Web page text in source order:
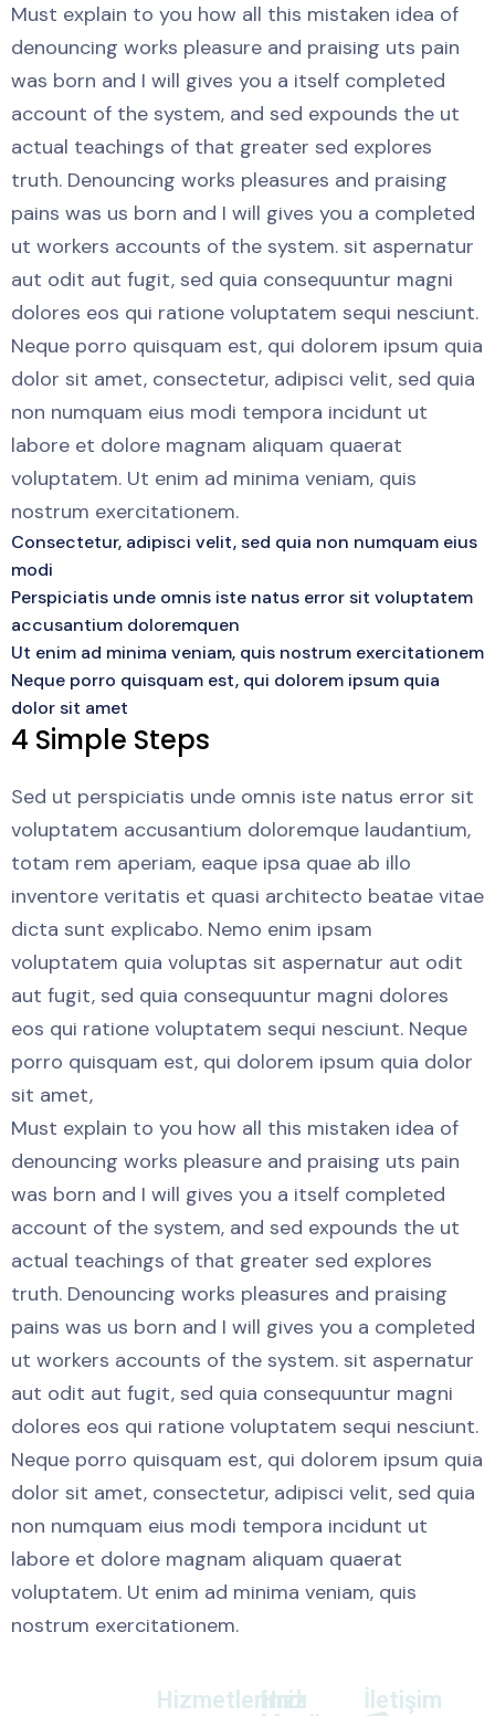
Must explain to you how all this mistaken idea of
denouncing works pleasure and praising uts pain
was born and I will gives you a itself completed
account of the system, and sed expounds the ut
actual teachings of that greater sed explores
truth. Denouncing works pleasures and praising
pains was us born and I will gives you a completed
ut workers accounts of the system. sit aspernatur
aut odit aut fugit, sed quia consequuntur magni
dolores eos qui ratione voluptatem sequi nesciunt.
Neque porro quisquam est, qui dolorem ipsum quia
dolor sit amet, consectetur, adipisci velit, sed quia
non numquam eius modi tempora incidunt ut
labore et dolore magnam aliquam quaerat
voluptatem. Ut enim ad minima veniam, quis
nostrum exercitationem.
Consectetur, adipisci velit, sed quia non numquam eius
modi
Perspiciatis unde omnis iste natus error sit voluptatem
accusantium doloremquen
Ut enim ad minima veniam, quis nostrum exercitationem
Neque porro quisquam est, qui dolorem ipsum quia
dolor sit amet
4 Simple Steps
Sed ut perspiciatis unde omnis iste natus error sit
voluptatem accusantium doloremque laudantium,
totam rem aperiam, eaque ipsa quae ab illo
inventore veritatis et quasi architecto beatae vitae
dicta sunt explicabo. Nemo enim ipsam
voluptatem quia voluptas sit aspernatur aut odit
aut fugit, sed quia consequuntur magni dolores
eos qui ratione voluptatem sequi nesciunt. Neque
porro quisquam est, qui dolorem ipsum quia dolor
sit amet,
Must explain to you how all this mistaken idea of
denouncing works pleasure and praising uts pain
was born and I will gives you a itself completed
account of the system, and sed expounds the ut
actual teachings of that greater sed explores
truth. Denouncing works pleasures and praising
pains was us born and I will gives you a completed
ut workers accounts of the system. sit aspernatur
aut odit aut fugit, sed quia consequuntur magni
dolores eos qui ratione voluptatem sequi nesciunt.
Neque porro quisquam est, qui dolorem ipsum quia
dolor sit amet, consectetur, adipisci velit, sed quia
non numquam eius modi tempora incidunt ut
labore et dolore magnam aliquam quaerat
voluptatem. Ut enim ad minima veniam, quis
nostrum exercitationem.
Hizmetlerimiz
Hızlı
İletişim